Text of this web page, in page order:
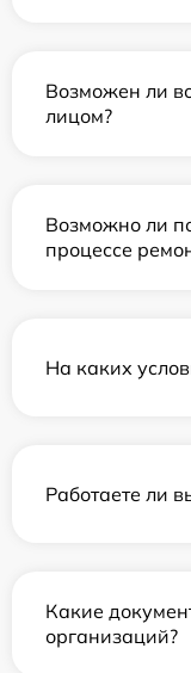
Возможен ли
лицом?
Возможно ли
процессе
На каких
Работаете ли
Какие
организаций?